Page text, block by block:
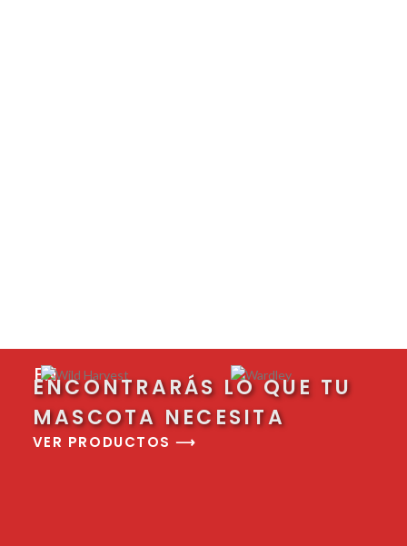
EN
ENCONTRARÁS LO QUE TU
MASCOTA NECESITA
VER PRODUCTOS ⟶